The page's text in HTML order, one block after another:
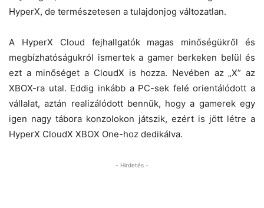
HyperX, de természetesen a tulajdonjog változatlan.
A HyperX Cloud fejhallgatók magas minőségükről és
megbízhatóságukról ismertek a gamer berkeken belül és
ezt a minőséget a CloudX is hozza. Nevében az „X” az
XBOX-ra utal. Eddig inkább a PC-sek felé orientálódott a
vállalat, aztán realizálódott bennük, hogy a gamerek egy
igen nagy tábora konzolokon játszik, ezért is jött létre a
HyperX CloudX XBOX One-hoz dedikálva.
- Hirdetés -